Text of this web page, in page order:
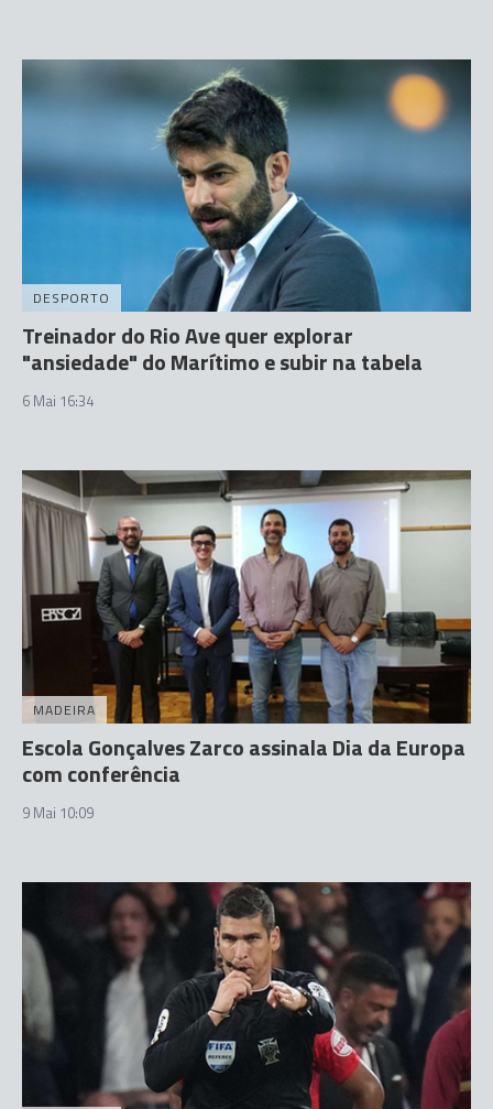
DESPORTO
Treinador do Rio Ave quer explorar
"ansiedade" do Marítimo e subir na tabela
6 Mai 16:34
MADEIRA
Escola Gonçalves Zarco assinala Dia da Europa
com conferência
9 Mai 10:09